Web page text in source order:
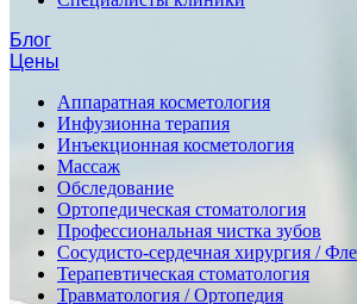
Блог
Цены
Аппаратная косметология
Инфузионна терапия
Инъекционная косметология
Массаж
Обследование
Ортопедическая стоматология
Профессиональная чистка зубов
Сосудисто-сердечная хирургия /
Терапевтическая стоматология
Травматология / Ортопедия